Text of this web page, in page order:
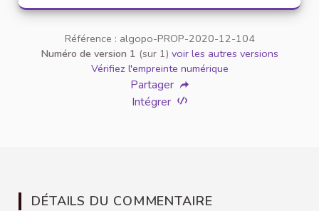
Référence : algopo-PROP-2020-12-104
Numéro de version 1 (sur 1) voir les autres versions
Vérifiez l'empreinte numérique
Partager
Intégrer
DÉTAILS DU COMMENTAIRE